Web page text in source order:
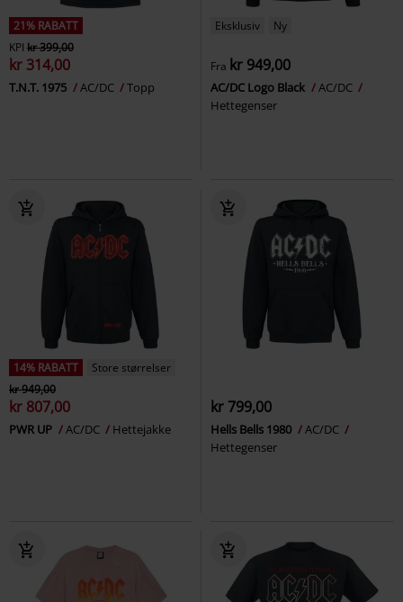
21% RABATT
KPI kr 399,00
kr 314,00
T.N.T. 1975 AC/DC Topp
Eksklusiv Ny
Fra kr 949,00
AC/DC Logo Black
AC/DC
Hettegenser
14% RABATT
Store størrelser
kr 949,00
kr 807,00
PWR UP AC/DC Hettejakke
kr 799,00
Hells Bells 1980
AC/DC
Hettegenser